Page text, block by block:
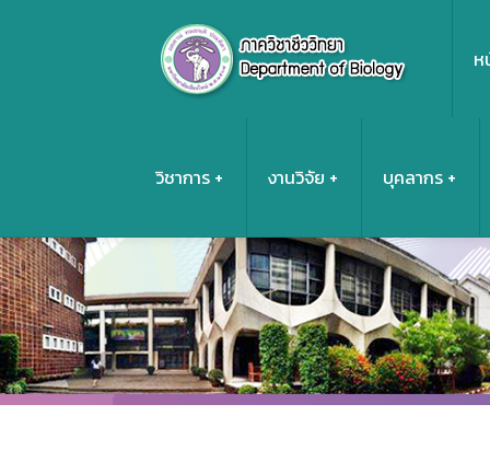
ห
วิชาการ งานวิจัย บุคลากร